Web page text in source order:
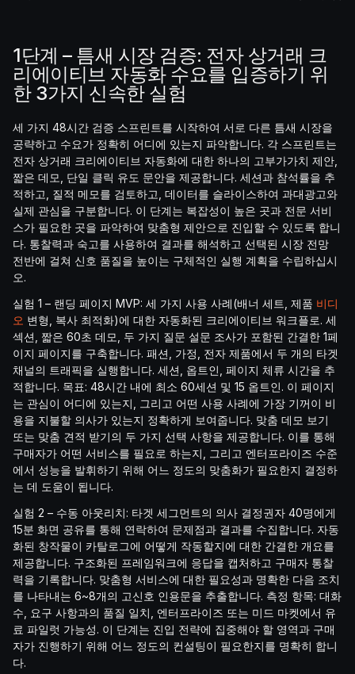
1단계 – 틈새 시장 검증: 전자 상거래 크
리에이티브 자동화 수요를 입증하기 위
한 3가지 신속한 실험
세 가지 48시간 검증 스프린트를 시작하여 서로 다른 틈새 시장을
공략하고 수요가 정확히 어디에 있는지 파악합니다. 각 스프린트는
전자 상거래 크리에이티브 자동화에 대한 하나의 고부가가치 제안,
짧은 데모, 단일 클릭 유도 문안을 제공합니다. 세션과 참석률을 추
적하고, 질적 메모를 검토하고, 데이터를 슬라이스하여 과대광고와
실제 관심을 구분합니다. 이 단계는 복잡성이 높은 곳과 전문 서비
스가 필요한 곳을 파악하여 맞춤형 제안으로 진입할 수 있도록 합니
다. 통찰력과 숙고를 사용하여 결과를 해석하고 선택된 시장 전망
전반에 걸쳐 신호 품질을 높이는 구체적인 실행 계획을 수립하십시
오.
실험 1 – 랜딩 페이지 MVP: 세 가지 사용 사례(배너 세트, 제품 비디
오 변형, 복사 최적화)에 대한 자동화된 크리에이티브 워크플로. 세
섹션, 짧은 60초 데모, 두 가지 질문 설문 조사가 포함된 간결한 1페
이지 페이지를 구축합니다. 패션, 가정, 전자 제품에서 두 개의 타겟
채널의 트래픽을 실행합니다. 세션, 옵트인, 페이지 체류 시간을 추
적합니다. 목표: 48시간 내에 최소 60세션 및 15 옵트인. 이 페이지
는 관심이 어디에 있는지, 그리고 어떤 사용 사례에 가장 기꺼이 비
용을 지불할 의사가 있는지 정확하게 보여줍니다. 맞춤 데모 보기
또는 맞춤 견적 받기의 두 가지 선택 사항을 제공합니다. 이를 통해
구매자가 어떤 서비스를 필요로 하는지, 그리고 엔터프라이즈 수준
에서 성능을 발휘하기 위해 어느 정도의 맞춤화가 필요한지 결정하
는 데 도움이 됩니다.
실험 2 – 수동 아웃리치: 타겟 세그먼트의 의사 결정권자 40명에게
15분 화면 공유를 통해 연락하여 문제점과 결과를 수집합니다. 자동
화된 창작물이 카탈로그에 어떻게 작동할지에 대한 간결한 개요를
제공합니다. 구조화된 프레임워크에 응답을 캡처하고 구매자 통찰
력을 기록합니다. 맞춤형 서비스에 대한 필요성과 명확한 다음 조치
를 나타내는 6~8개의 고신호 인용문을 추출합니다. 측정 항목: 대화
수, 요구 사항과의 품질 일치, 엔터프라이즈 또는 미드 마켓에서 유
료 파일럿 가능성. 이 단계는 진입 전략에 집중해야 할 영역과 구매
자가 진행하기 위해 어느 정도의 컨설팅이 필요한지를 명확히 합니
다.